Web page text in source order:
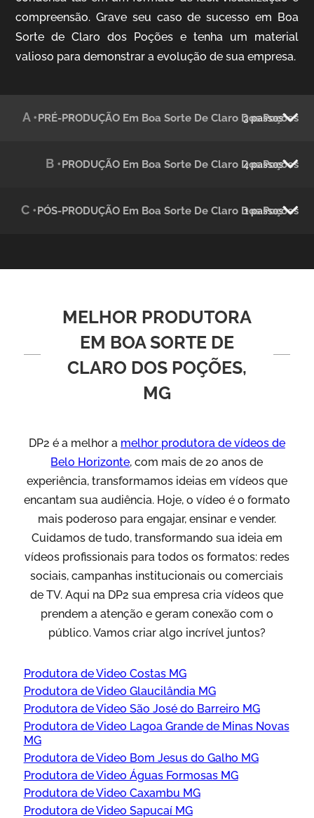
Julândia
Animação 2D
compreensão. Grave seu caso de sucesso em Boa
Sorte de Claro dos Poções e tenha um material
valioso para demonstrar a evolução de sua empresa.
A •PRÉ-PRODUÇÃO Em Boa Sorte De Claro Dos Poções
3 passos
B •PRODUÇÃO Em Boa Sorte De Claro Dos Poções
4 passos
C •PÓS-PRODUÇÃO Em Boa Sorte De Claro Dos Poções
1 passos
MELHOR PRODUTORA
EM BOA SORTE DE
CLARO DOS POÇÕES,
MG
DP2 é a melhor a melhor produtora de vídeos de
Belo Horizonte, com mais de 20 anos de
experiência, transformamos ideias em vídeos que
encantam sua audiência. Hoje, o vídeo é o formato
mais poderoso para engajar, ensinar e vender.
Cuidamos de tudo, transformando sua ideia em
vídeos profissionais para todos os formatos: redes
sociais, campanhas institucionais ou comerciais
de TV. Aqui na DP2 sua empresa cria vídeos que
prendem a atenção e geram conexão com o
público. Vamos criar algo incrível juntos?
Produtora de Video Costas MG
Produtora de Video Glaucilândia MG
Produtora de Video São José do Barreiro MG
Produtora de Video Lagoa Grande de Minas Novas
MG
Produtora de Video Bom Jesus do Galho MG
Produtora de Video Águas Formosas MG
Produtora de Video Caxambu MG
Produtora de Video Sapucaí MG